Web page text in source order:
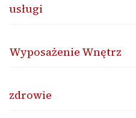
usługi
Wyposażenie Wnętrz
zdrowie